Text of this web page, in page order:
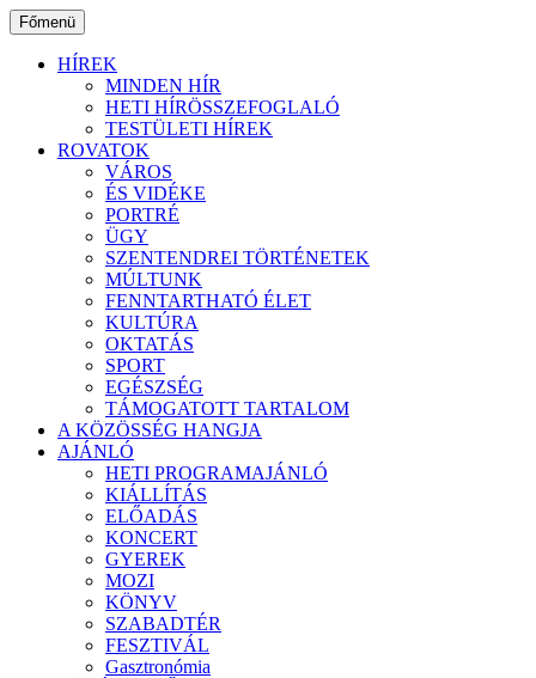
Ugrás
a
tartalomhoz
Főmenü
HÍREK
MINDEN HÍR
HETI HÍRÖSSZEFOGLALÓ
TESTÜLETI HÍREK
ROVATOK
VÁROS
ÉS VIDÉKE
PORTRÉ
ÜGY
SZENTENDREI TÖRTÉNETEK
MÚLTUNK
FENNTARTHATÓ ÉLET
KULTÚRA
OKTATÁS
SPORT
EGÉSZSÉG
TÁMOGATOTT TARTALOM
A KÖZÖSSÉG HANGJA
AJÁNLÓ
HETI PROGRAMAJÁNLÓ
KIÁLLÍTÁS
ELŐADÁS
KONCERT
GYEREK
MOZI
KÖNYV
SZABADTÉR
FESZTIVÁL
Gasztronómia